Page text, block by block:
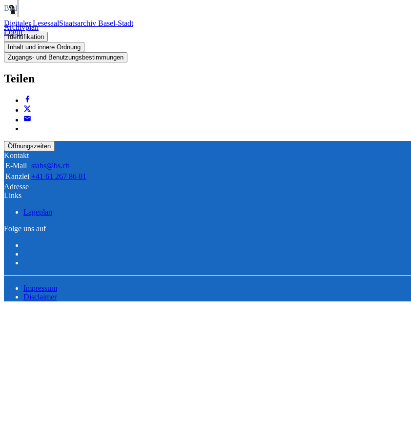
Digitaler LesesaalStaatsarchiv Basel-Stadt
Login
Bild
Archivplan
Identifikation
Inhalt und innere Ordnung
Zugangs- und Benutzungsbestimmungen
Teilen
Öffnungszeiten
Kontakt
E-Mail stabs@bs.ch
Kanzlei +41 61 267 86 01
Adresse
Links
Lageplan
Folge uns auf
Impressum
Disclaimer